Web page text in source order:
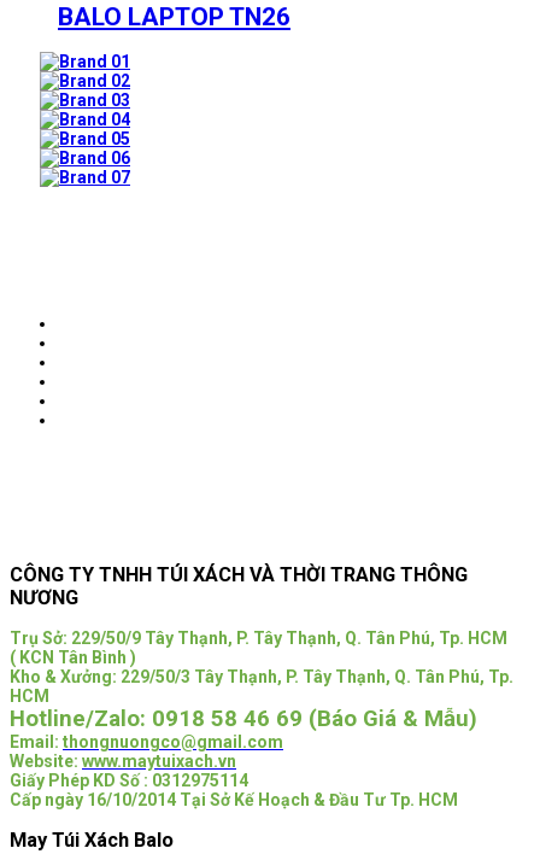
BALO LAPTOP TN26
CÔNG TY TNHH TÚI XÁCH VÀ THỜI TRANG THÔNG
NƯƠNG
Trụ Sở: 229/50/9 Tây Thạnh, P. Tây Thạnh, Q. Tân Phú, Tp. HCM
( KCN Tân Bình )
Kho & Xưởng: 229/50/3 Tây Thạnh, P. Tây Thạnh, Q. Tân Phú, Tp.
HCM
Hotline/Zalo: 0918 58 46 69 (Báo Giá & Mẫu)
Email: thongnuongco@gmail.com
Website: www.maytuixach.vn
Giấy Phép KD Số : 0312975114
Cấp ngày 16/10/2014 Tại Sở Kế Hoạch & Đầu Tư Tp. HCM
May Túi Xách Balo